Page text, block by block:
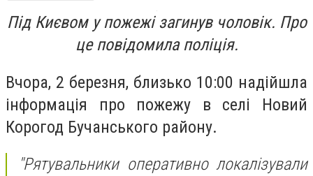
Під Києвом у пожежі загинув чоловік. Про
це повідомила поліція.
Вчора, 2 березня, близько 10:00 надійшла
інформація про пожежу в селі Новий
Корогод Бучанського району.
"Рятувальники оперативно локалізували